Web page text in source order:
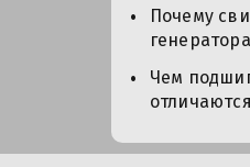
Почему
генератора
Чем